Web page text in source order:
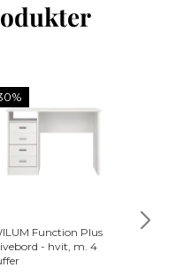
Function Plus
- hvit, m. 4